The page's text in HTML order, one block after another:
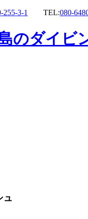
3-1 TEL:080-
ダイビ
ュ